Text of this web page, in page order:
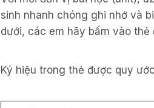
sinh nhanh chóng ghi nhớ và
dưới, các em hãy bấm vào
Ký hiệu trong thẻ được quy